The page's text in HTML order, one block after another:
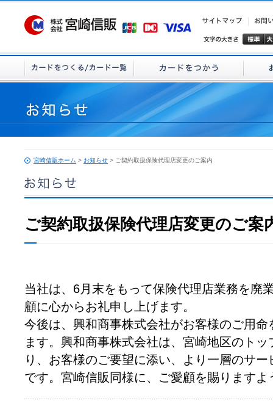
宮崎信販ホーム > お知らせ > ご契約取扱保険代理店変更のご案内
ご契約取扱保険代理店変更のご案
当社は、6月末をもって保険代理店業務を廃
顧に心からお礼申し上げます。
今後は、興和商事株式会社がお客様のご用
ます。興和商事株式会社は、宮崎地区のト
り、お客様のご要望に添い、より一層のサ
です。宮崎信販同様に、ご愛顧を賜ります